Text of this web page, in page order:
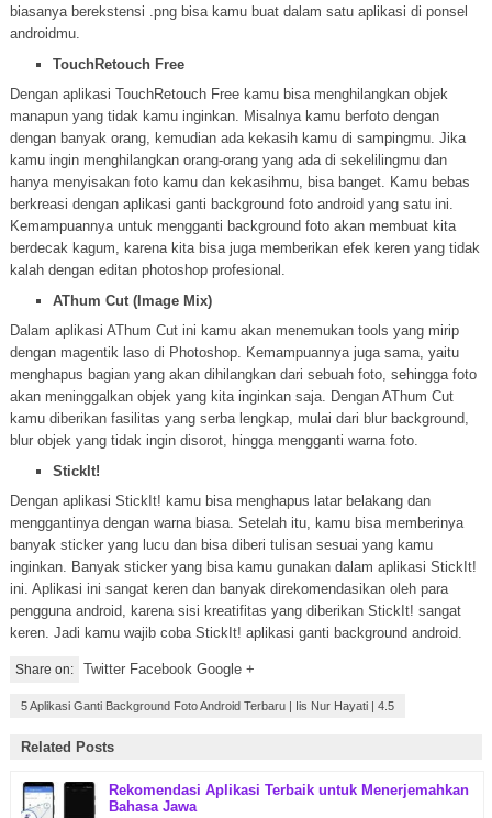
biasanya berekstensi .png bisa kamu buat dalam satu aplikasi di ponsel
androidmu.
TouchRetouch Free
Dengan aplikasi TouchRetouch Free kamu bisa menghilangkan objek
manapun yang tidak kamu inginkan. Misalnya kamu berfoto dengan
dengan banyak orang, kemudian ada kekasih kamu di sampingmu. Jika
kamu ingin menghilangkan orang-orang yang ada di sekelilingmu dan
hanya menyisakan foto kamu dan kekasihmu, bisa banget. Kamu bebas
berkreasi dengan aplikasi ganti background foto android yang satu ini.
Kemampuannya untuk mengganti background foto akan membuat kita
berdecak kagum, karena kita bisa juga memberikan efek keren yang tidak
kalah dengan editan photoshop profesional.
AThum Cut (Image Mix)
Dalam aplikasi AThum Cut ini kamu akan menemukan tools yang mirip
dengan magentik laso di Photoshop. Kemampuannya juga sama, yaitu
menghapus bagian yang akan dihilangkan dari sebuah foto, sehingga foto
akan meninggalkan objek yang kita inginkan saja. Dengan AThum Cut
kamu diberikan fasilitas yang serba lengkap, mulai dari blur background,
blur objek yang tidak ingin disorot, hingga mengganti warna foto.
StickIt!
Dengan aplikasi StickIt! kamu bisa menghapus latar belakang dan
menggantinya dengan warna biasa. Setelah itu, kamu bisa memberinya
banyak sticker yang lucu dan bisa diberi tulisan sesuai yang kamu
inginkan. Banyak sticker yang bisa kamu gunakan dalam aplikasi StickIt!
ini. Aplikasi ini sangat keren dan banyak direkomendasikan oleh para
pengguna android, karena sisi kreatifitas yang diberikan StickIt! sangat
keren. Jadi kamu wajib coba StickIt! aplikasi ganti background android.
Share on: Twitter Facebook Google +
5 Aplikasi Ganti Background Foto Android Terbaru| Iis Nur Hayati| 4.5
Related Posts
Rekomendasi Aplikasi Terbaik untuk Menerjemahkan
Bahasa Jawa